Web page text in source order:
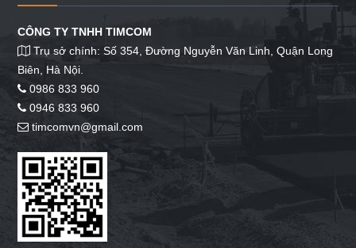
CÔNG TY TNHH TIMCOM
Trụ sở chính: Số 354, Đường Nguyễn Văn Linh, Quận Long
Biên, Hà Nội.
0986 833 960
0946 833 960
timcomvn@gmail.com